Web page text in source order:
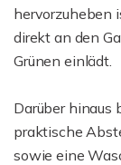
hervorzuheben
direkt an den
Grünen einlädt.
Darüber hinaus
praktische
sowie eine